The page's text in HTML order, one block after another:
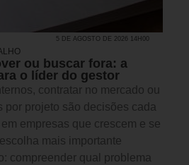
5 DE AGOSTO DE 2026 14H00
ou buscar fora: a
o líder do gestor
contratar no mercado ou
por projeto são decisões cada
empresas que crescem e se
mais importante
compreender qual problema